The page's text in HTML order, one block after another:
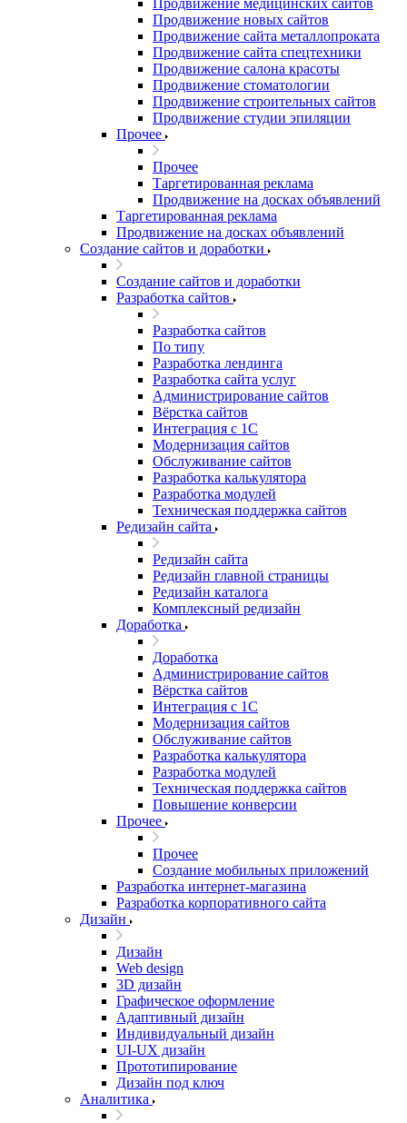
Продвижение медицинских сайтов
Продвижение новых сайтов
Продвижение сайта металлопроката
Продвижение сайта спецтехники
Продвижение салона красоты
Продвижение стоматологии
Продвижение строительных сайтов
Продвижение студии эпиляции
Прочее
Прочее
Таргетированная реклама
Продвижение на досках объявлений
Таргетированная реклама
Продвижение на досках объявлений
Создание сайтов и доработки
Создание сайтов и доработки
Разработка сайтов
Разработка сайтов
По типу
Разработка лендинга
Разработка сайта услуг
Администрирование сайтов
Вёрстка сайтов
Интеграция с 1С
Модернизация сайтов
Обслуживание сайтов
Разработка калькулятора
Разработка модулей
Техническая поддержка сайтов
Редизайн сайта
Редизайн сайта
Редизайн главной страницы
Редизайн каталога
Комплексный редизайн
Доработка
Доработка
Администрирование сайтов
Вёрстка сайтов
Интеграция с 1С
Модернизация сайтов
Обслуживание сайтов
Разработка калькулятора
Разработка модулей
Техническая поддержка сайтов
Повышение конверсии
Прочее
Прочее
Создание мобильных приложений
Разработка интернет-магазина
Разработка корпоративного сайта
Дизайн
Дизайн
Web design
3D дизайн
Графическое оформление
Адаптивный дизайн
Индивидуальный дизайн
UI‑UX дизайн
Прототипирование
Дизайн под ключ
Аналитика